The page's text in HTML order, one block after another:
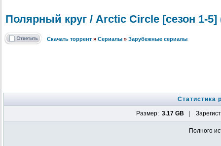
Полярный круг / Arctic Circle [сезон 1-5]
Скачать торрент » Сериалы » Зарубежные сериалы
Статистика
Размер: 3.17 GB |
Полного